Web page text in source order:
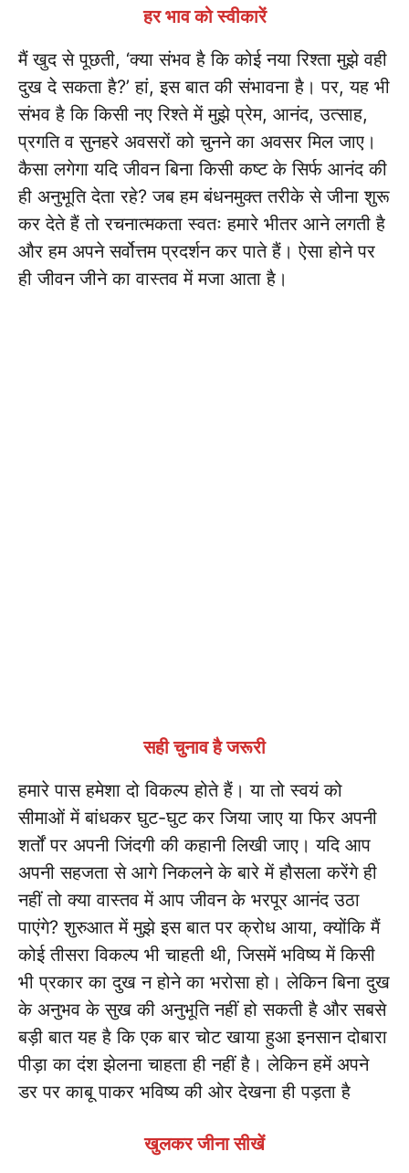
हर भाव को स्वीकारें
मैं खुद से पूछती, ‘क्या संभव है कि कोई नया रिश्ता मुझे वही
दुख दे सकता है?’ हां, इस बात की संभावना है। पर, यह भी
संभव है कि किसी नए रिश्ते में मुझे प्रेम, आनंद, उत्साह,
प्रगति व सुनहरे अवसरों को चुनने का अवसर मिल जाए।
कैसा लगेगा यदि जीवन बिना किसी कष्ट के सिर्फ आनंद की
ही अनुभूति देता रहे? जब हम बंधनमुक्त तरीके से जीना शुरू
कर देते हैं तो रचनात्मकता स्वतः हमारे भीतर आने लगती है
और हम अपने सर्वोत्तम प्रदर्शन कर पाते हैं। ऐसा होने पर
ही जीवन जीने का वास्तव में मजा आता है।
सही चुनाव है जरूरी
हमारे पास हमेशा दो विकल्प होते हैं। या तो स्वयं को
सीमाओं में बांधकर घुट-घुट कर जिया जाए या फिर अपनी
शर्तों पर अपनी जिंदगी की कहानी लिखी जाए। यदि आप
अपनी सहजता से आगे निकलने के बारे में हौसला करेंगे ही
नहीं तो क्या वास्तव में आप जीवन के भरपूर आनंद उठा
पाएंगे? शुरुआत में मुझे इस बात पर क्रोध आया, क्योंकि मैं
कोई तीसरा विकल्प भी चाहती थी, जिसमें भविष्य में किसी
भी प्रकार का दुख न होने का भरोसा हो। लेकिन बिना दुख
के अनुभव के सुख की अनुभूति नहीं हो सकती है और सबसे
बड़ी बात यह है कि एक बार चोट खाया हुआ इनसान दोबारा
पीड़ा का दंश झेलना चाहता ही नहीं है। लेकिन हमें अपने
डर पर काबू पाकर भविष्य की ओर देखना ही पड़ता है
खुलकर जीना सीखें